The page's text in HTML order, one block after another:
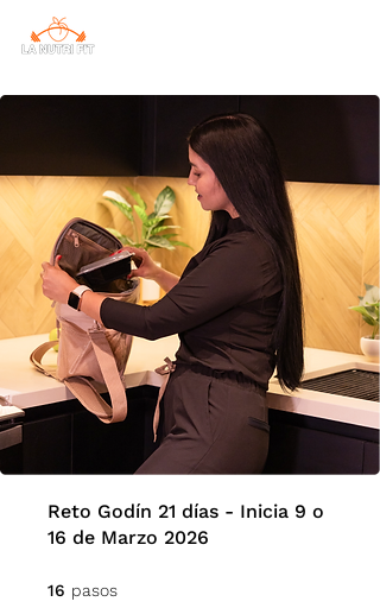
Reto Godín 21 días - Inicia 9 o
16 de Marzo 2026
16 pasos